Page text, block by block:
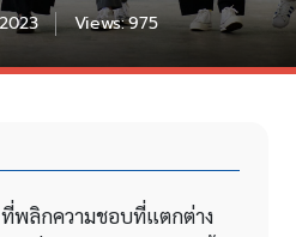
Views:975
ที่พลิกความชอบที่แตกต่าง